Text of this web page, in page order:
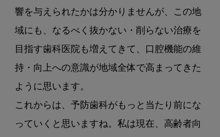
響を与えられたかは分かりませんが、この地
域にも、なるべく抜かない・削らない治療を
目指す歯科医院も増えてきて、口腔機能の維
持・向上への意識が地域全体で高まってきた
ように思います。
これからは、予防歯科がもっと当たり前にな
っていくと思いますね。私は現在、高齢者向